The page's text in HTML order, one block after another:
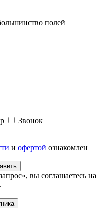
полей
Звонок
и офертой ознакомлен
вы соглашаетесь на